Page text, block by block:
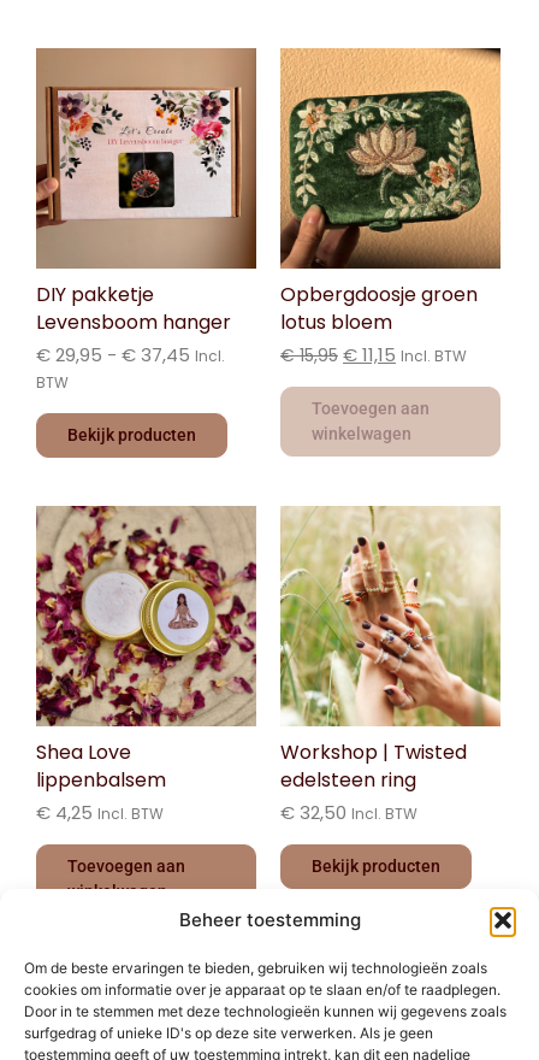
Beheer toestemming
Om de beste ervaringen te bieden, gebruiken wij technologieën zoals
cookies om informatie over je apparaat op te slaan en/of te raadplegen.
Door in te stemmen met deze technologieën kunnen wij gegevens zoals
surfgedrag of unieke ID's op deze site verwerken. Als je geen
toestemming geeft of uw toestemming intrekt, kan dit een nadelige
DIY pakketje
Levensboom hanger
€29,95 - € 37,45 Incl.
BTW
Bekijk producten
Opbergdoosje groen
lotus bloem
€15,95 €11,15 Incl. BTW
Toevoegen aan
winkelwagen
Shea Love
lippenbalsem
€ 4,25 Incl. BTW
Toevoegen aan
winkelwagen
Workshop | Twisted
edelsteen ring
€ 32,50 Incl. BTW
Bekijk producten